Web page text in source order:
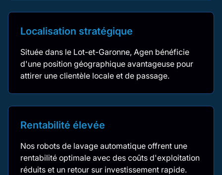
Localisation stratégique
Située dans le Lot-et-Garonne, Agen bénéficie
d'une position géographique avantageuse pour
attirer une clientèle locale et de passage.
Rentabilité élevée
Nos robots de lavage automatique offrent une
rentabilité optimale avec des coûts d'exploitation
réduits et un retour sur investissement rapide.